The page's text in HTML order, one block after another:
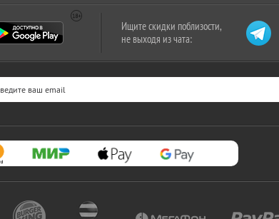
Ищите скидки поблизости,
не выходя из чата: